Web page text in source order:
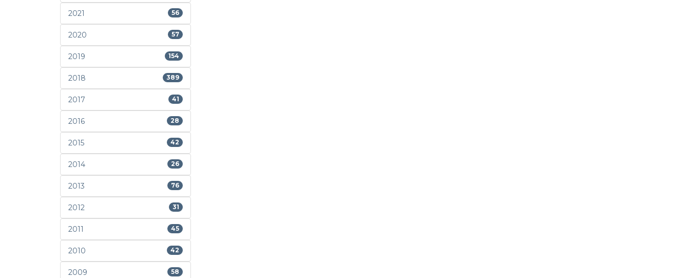
2021 56
2020 57
2019 154
2018 389
2017 41
2016 28
2015 42
2014 26
2013 76
2012 31
2011 45
2010 42
2009 58